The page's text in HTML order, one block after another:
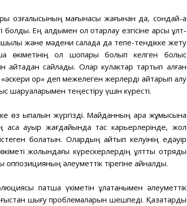
қозғалысының мағынасы жағынан да, сондай-ақ
Ең алдымен ол отарлау езгісіне қарсы ұлт-
және мәдени салада да тепе-тендікке жету
өкіметінің қол шоқпары болып келген болыс
сайлады. Олар кулактар тартып алған
қор» деп межелеген жерлерді қайтарып алу
шаруаларымен теңестіру үшін күресті.
өз ықпалын жүргізді. Майданның қара жұмысына
аса ауыр жағдайында тас карьерлерінде, жол
болатын. Олардың қайтып келуінің едәуір
жолындағы күрескерлердің ұлттық отряды
оппозицияның әлеуметтік тірегіне айналды.
патша үкіметін құлатқанымен әлеуметтік
шығу проблемаларын шешпеді. Қазақтарды